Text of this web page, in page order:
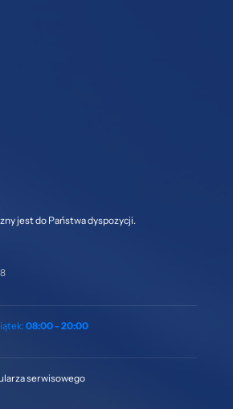
jest do Państwa dyspozycji.
08:00 - 20:00
serwisowego